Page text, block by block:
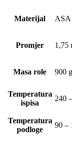
Materijal ASA
Promjer 1,75
Masa role 900 g
Temperatura
ispisa
240
Temperatura
podloge
90 –